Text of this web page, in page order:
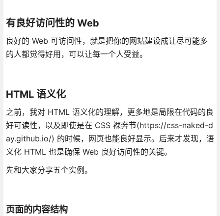
有良好访问性的 Web
良好的 Web 可访问性，就是把你的网站建设成让尽可能多
的人都觉得好用，可以让每一个人受益。
HTML 语义化
之前，我对 HTML 语义化的理解，更多地是局限在代码的良
好可读性，以及即使是在 CSS 裸奔节(https://css-naked-d
ay.github.io/) 的时候，网页也能良好显示。后来才发现，语
义化 HTML 也是确保 Web 良好访问性的关键。
先和大家分享五个实例。
页面的内容结构